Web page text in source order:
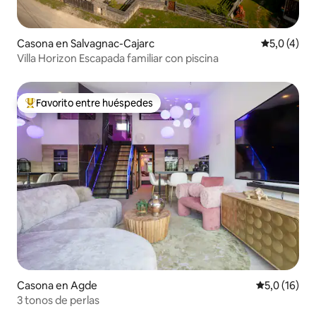
Casona en Salvagnac-Cajarc
5,0 (4)
Villa Horizon Escapada familiar con piscina
Favorito entre los huéspedes más destacados
Favorito entre huéspedes
Casona en Agde Calificación
5,0 (16)
3 tonos de perlas